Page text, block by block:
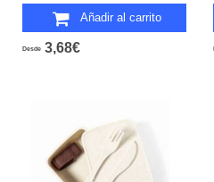
Añadir al carrito
Desde 3,68€